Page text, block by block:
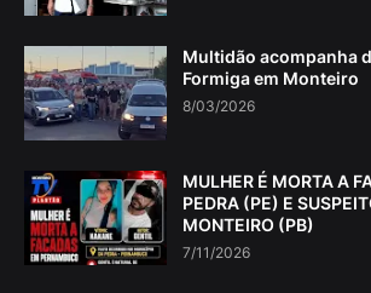
Multidão acompanha
Formiga em Monteiro
8/03/2026
MULHER É MORTA A
PEDRA (PE) E
MONTEIRO (PB)
7/11/2026